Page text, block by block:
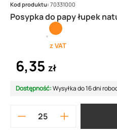
Posypka do papy łupek
Kod produktu: 70331000
z VAT
6,35 zł
Dostępność:Wysyłka do 16 dni